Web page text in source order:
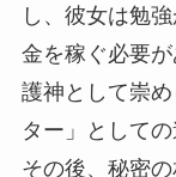
し、彼女は勉
金を稼ぐ必要
護神として崇
ター」としての
その後、秘密